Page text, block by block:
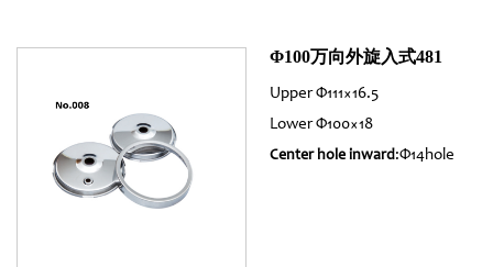
Φ100万向外旋入式481
Upper Φ111×16.5
Lower Φ100×18
Center hole inward:Φ14hole